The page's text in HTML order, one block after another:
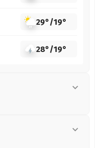
29°/19°
28°/19°